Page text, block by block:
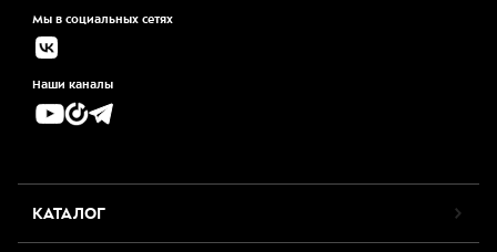
Мы в социальных сетях
Наши каналы
КАТАЛОГ